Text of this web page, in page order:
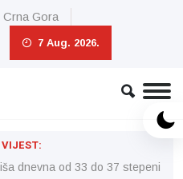
Crna Gora
7 Aug. 2026.
dnevna od 33 do 37 stepeni